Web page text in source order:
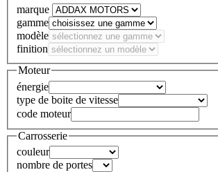
marque
gamme
modèle
finition
Moteur
énergie
type de boite de vitesse
code moteur
Carrosserie
couleur
nombre de portes